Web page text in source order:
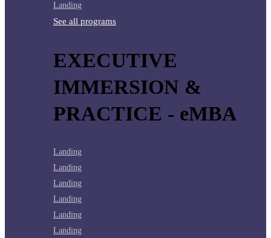
Landing
See all programs
EXECUTIVE
IMMERSION &
PRACTICE - eMBA
Landing
Landing
Landing
Landing
Landing
Landing